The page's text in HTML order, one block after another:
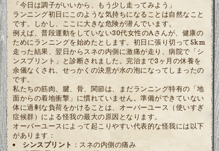
「今日は調子がいいから、もう少し走ってみよう」
ランニング初日にこのような気持ちになることは自然なこと
です。しかし、ここに大きな危険が潜んでいます。
例えば、普段運動をしていない30代女性のAさんが、健康の
ためにランニングを始めたとします。初日に張り切って5km
走った結果、翌日からスネの内側に激痛が走り、病院で「シ
ンスプリント」と診断されました。完治まで3ヶ月の休養を
余儀なくされ、せっかくの決意が水の泡になってしまったの
です。
私たちの筋肉、腱、骨、関節は、まだランニング特有の「地
面からの着地衝撃」に慣れていません。準備ができていない
体に過剰な負荷をかけることは、オーバーユース（使いすぎ
症候群）による怪我の最大の原因となります。
オーバーユースによって起こりやすい代表的な怪我には以下
があります：
シンスプリント ：スネの内側の痛み